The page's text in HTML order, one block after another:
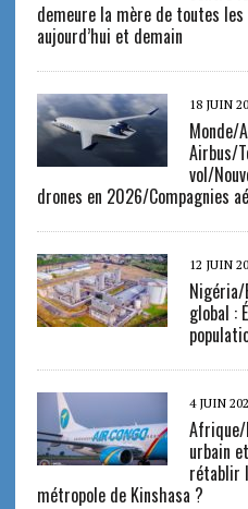
demeure la mère de toutes
aujourd’hui et demain
18 JUIN
Monde/
Airbus/
vol/
drones en 2026/Compagnies
12 JUIN
Nigéria/
global :
4 JUIN
Afrique/
urbain
rétablir
métropole de Kinshasa ?